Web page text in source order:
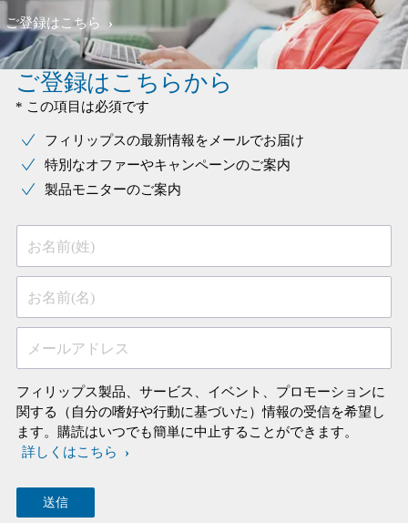
ご登録はこちら
ご登録はこちらから
* この項目は必須です
フィリップスの最新情報をメールでお届け
特別なオファーやキャンペーンのご案内
製品モニターのご案内
お名前(姓)
お名前(名)
メールアドレス
フィリップス製品、サービス、イベント、プロモーションに
関する（自分の嗜好や行動に基づいた）情報の受信を希望し
ます。購読はいつでも簡単に中止することができます。
詳しくはこちら